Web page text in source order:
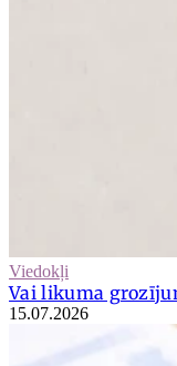
Viedokļi
Vai likuma
15.07.2026